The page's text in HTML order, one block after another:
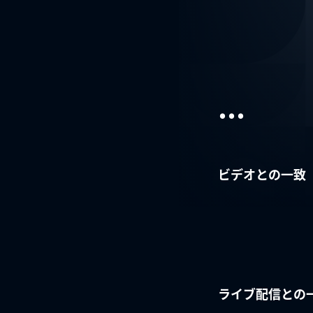
...
ビデオとの一致
ライブ配信との